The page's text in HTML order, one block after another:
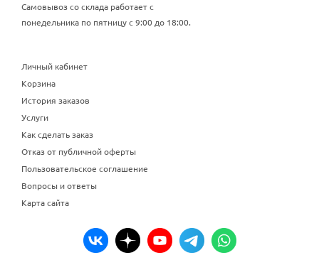
Самовывоз со склада работает с
понедельника по пятницу с 9:00 до 18:00.
Личный кабинет
Корзина
История заказов
Услуги
Как сделать заказ
Отказ от публичной оферты
Пользовательское соглашение
Вопросы и ответы
Карта сайта